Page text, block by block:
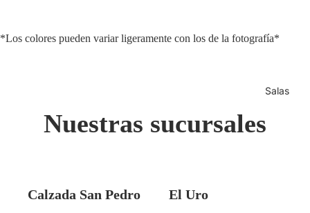
Salas
*Los colores pueden variar ligeramente con los de la fotografía*
Nuestras sucursales
Calzada San Pedro El Uro